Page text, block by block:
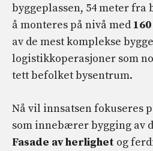
byggeplassen, 54 meter
å monteres på nivå med
av de mest komplekse
logistikkoperasjoner som
tett befolket bysentrum.
Nå vil innsatsen fokuseres
som innebærer bygging av
Fasade av herlighet og